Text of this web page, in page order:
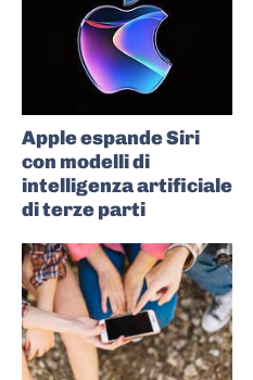
Apple espande Siri
con modelli di
intelligenza artificiale
di terze parti